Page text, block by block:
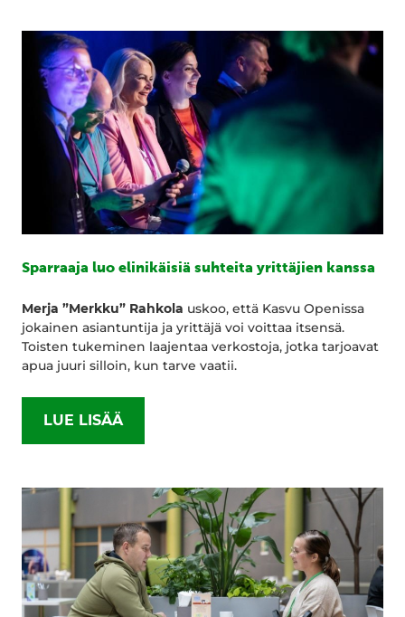
Sparraaja luo elinikäisiä suhteita yrittäjien kanssa
Merja ”Merkku” Rahkola uskoo, että Kasvu Openissa
jokainen asiantuntija ja yrittäjä voi voittaa itsensä.
Toisten tukeminen laajentaa verkostoja, jotka tarjoavat
apua juuri silloin, kun tarve vaatii.
LUE LISÄÄ